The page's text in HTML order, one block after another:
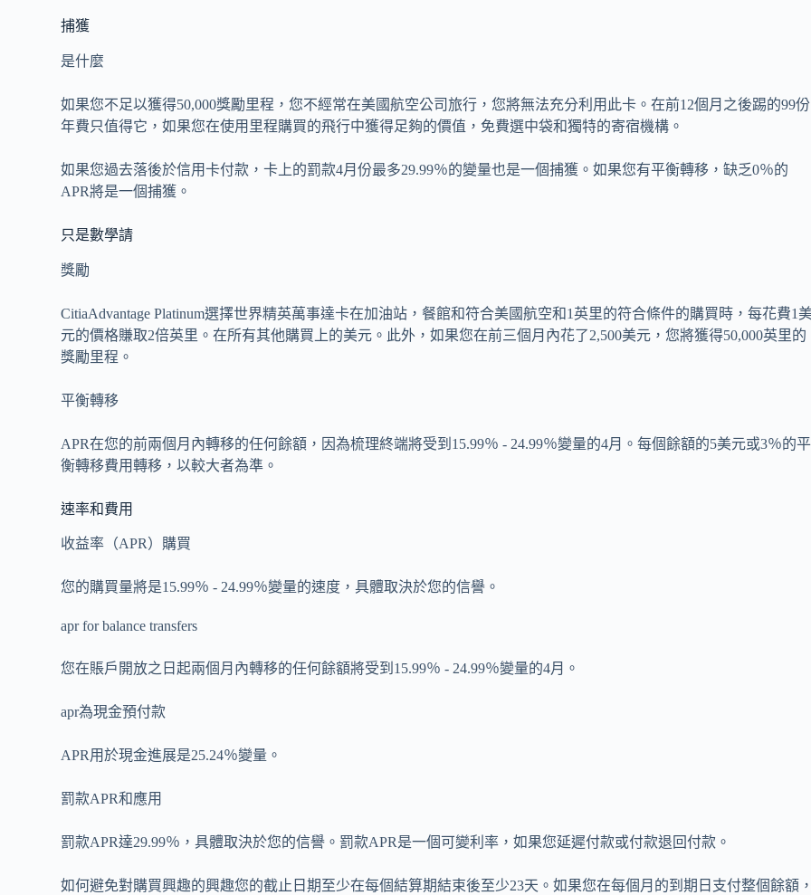
捕獲
是什麼
如果您不足以獲得50,000獎勵里程，您不經常在美國航空公司旅行，您將無法充分利用此卡。在前12個月之後踢的99份
年費只值得它，如果您在使用里程購買的飛行中獲得足夠的價值，免費選中袋和獨特的寄宿機構。
如果您過去落後於信用卡付款，卡上的罰款4月份最多29.99％的變量也是一個捕獲。如果您有平衡轉移，缺乏0％的
APR將是一個捕獲。
只是數學請
獎勵
CitiaAdvantage Platinum選擇世界精英萬事達卡在加油站，餐館和符合美國航空和1英里的符合條件的購買時，每花費1
元的價格賺取2倍英里。在所有其他購買上的美元。此外，如果您在前三個月內花了2,500美元，您將獲得50,000英里的
獎勵里程。
平衡轉移
APR在您的前兩個月內轉移的任何餘額，因為梳理終端將受到15.99％ - 24.99％變量的4月。每個餘額的5美元或3％的平
衡轉移費用轉移，以較大者為準。
速率和費用
收益率（APR）購買
您的購買量將是15.99％ - 24.99％變量的速度，具體取決於您的信譽。
apr for balance transfers
您在賬戶開放之日起兩個月內轉移的任何餘額將受到15.99％ - 24.99％變量的4月。
apr為現金預付款
APR用於現金進展是25.24％變量。
罰款APR和應用
罰款APR達29.99％，具體取決於您的信譽。罰款APR是一個可變利率，如果您延遲付款或付款退回付款。
如何避免對購買興趣的興趣您的截止日期至少在每個結算期結束後至少23天。如果您在每個月的到期日支付整個餘額